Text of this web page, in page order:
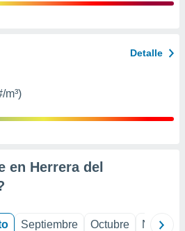
Detalle
m³)
en Herrera del
Septiembre Octubre